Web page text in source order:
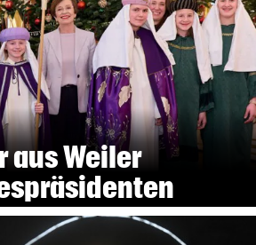
aus Weiler